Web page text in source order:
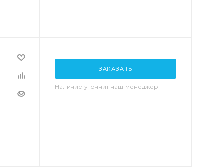
ЗАКАЗАТЬ
Наличие уточнит наш менеджер